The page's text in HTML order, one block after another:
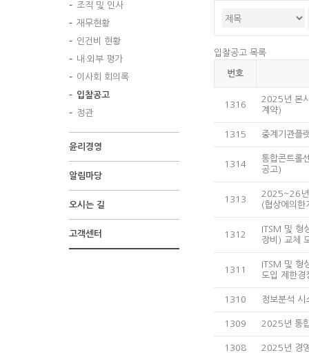
조직 및 인사
재무현황
인건비 현황
내·외부 평가
이사회 회의록
입찰공고
정관
윤리경영
알림마당
오시는 길
고객센터
입찰공고 목록
번호
1316
2025년 본
계약)
1315 중계기관플
1314
통합콘트롤
공고)
1313
2025~26년
(협상에의한
1312
ITSM 및 형
장비) 교체
1311
ITSM 및 형
도입 제한경
1310 정보분석 시
1309 2025년 통
1308 2025년 경